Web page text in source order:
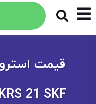
21 SKF